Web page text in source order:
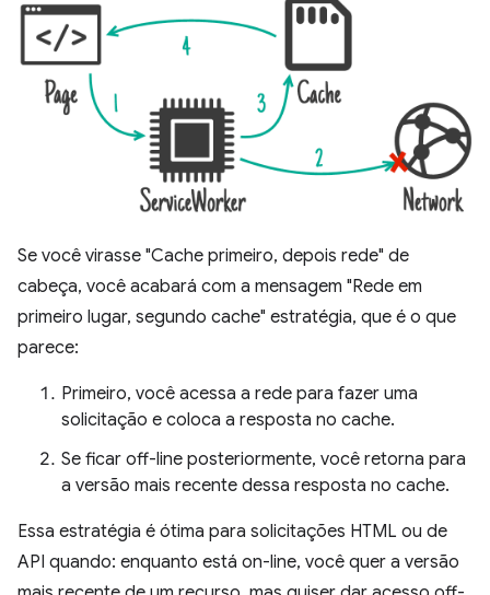
Se você virasse "Cache primeiro, depois rede" de
cabeça, você acabará com a mensagem "Rede em
primeiro lugar, segundo cache" estratégia, que é o que
parece:
Primeiro, você acessa a rede para fazer uma
solicitação e coloca a resposta no cache.
Se ficar off-line posteriormente, você retorna para
a versão mais recente dessa resposta no cache.
Essa estratégia é ótima para solicitações HTML ou de
API quando: enquanto está on-line, você quer a versão